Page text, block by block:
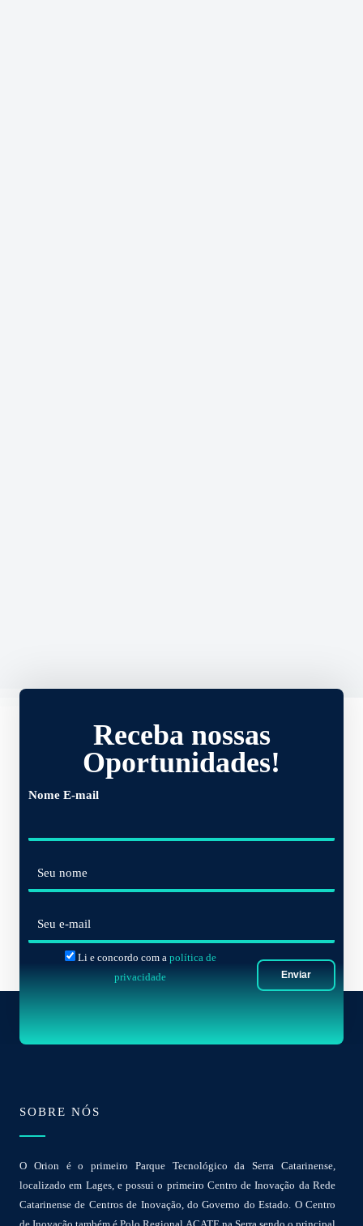
Receba nossas
Oportunidades!
Nome E-mail
o
-
Enviar
Li e concordo com a política de
privacidade
SOBRE NÓS
O Orion é o primeiro Parque Tecnológico da Serra Catarinense,
localizado em Lages, e possui o primeiro Centro de Inovação da Rede
Catarinense de Centros de Inovação, do Governo do Estado. O Centro